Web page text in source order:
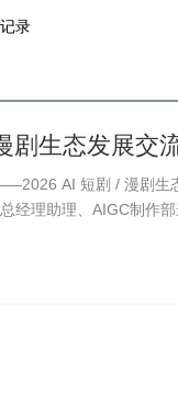
录
剧生态发展交
AI 短剧 / 漫剧生
经理助理、AIGC制作